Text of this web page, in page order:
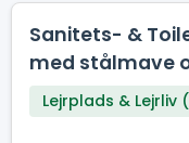
sans for orden og ansvar Du har
nok til at gøre
Sanitets- &
med stålmave
Lejrplads & Lejrliv